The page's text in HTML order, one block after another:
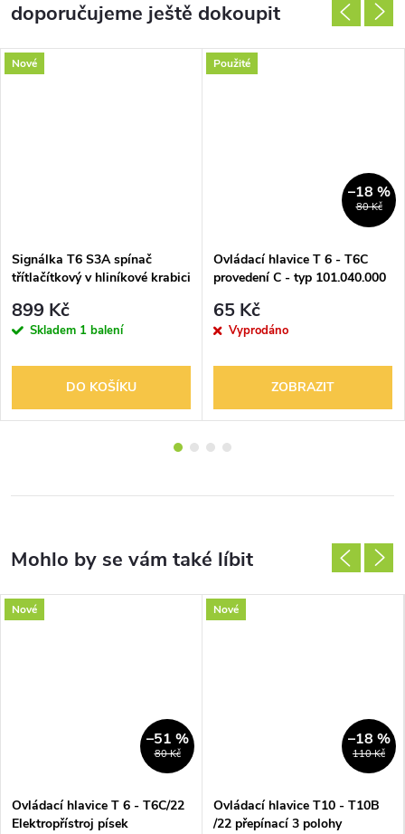
doporučujeme ještě dokoupit
Nové
Signálka T6 S3A spínač
třítlačítkový v hliníkové krabici
899 Kč
Skladem 1 balení
DO KOŠÍKU
Použité
80 Kč
–18 %
Ovládací hlavice T 6 - T6C
provedení C - typ 101.040.000
65 Kč
Vyprodáno
ZOBRAZIT
Nové
80 Kč
–51 %
Ovládací hlavice T 6 - T6C/22
Elektropřístroj písek
Nové
110 Kč
–18 %
Ovládací hlavice T10 - T10B
/22 přepínací 3 polohy